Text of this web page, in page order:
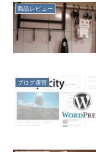
商品レビュー
ブログ運営